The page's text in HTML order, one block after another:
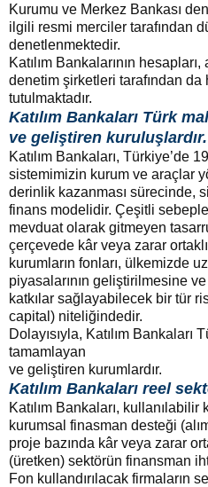
Kurumu ve Merkez Bankası
ilgili resmi merciler tarafından
denetlenmektedir.
Katılım Bankalarının
denetim şirketleri tarafından da
tutulmaktadır.
Katılım Bankaları Türk
ve geliştiren kuruluşlardır.
Katılım Bankaları, Türkiye’de
sistemimizin kurum ve araçlar
derinlik kazanması sürecinde,
finans modelidir. Çeşitli
mevduat olarak gitmeyen
çerçevede kâr veya zarar
kurumların fonları, ülkemizde
piyasalarının geliştirilmesine
katkılar sağlayabilecek bir tür
capital) niteliğindedir.
Dolayısıyla, Katılım Bankaları
tamamlayan
ve geliştiren kurumlardır.
Katılım Bankaları reel
Katılım Bankaları, kullanılabilir
kurumsal finasman desteği
proje bazında kâr veya zarar
(üretken) sektörün finansman
Fon kullandırılacak firmaların